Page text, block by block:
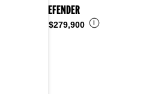
2024 DEFENDER
$279,900 i